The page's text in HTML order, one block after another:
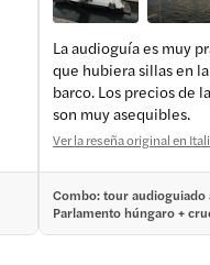
La audioguía es muy
que hubiera sillas en
barco. Los precios de
son muy asequibles.
Ver la reseña original en
Combo: tour audioguiado
Parlamento húngaro +